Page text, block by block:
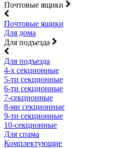
Почтовые ящики
Почтовые ящики
Для дома
Для подъезда
Для подъезда
4-х секционные
5-ти секционные
6-ти секционные
7-секционные
8-ми секционные
9-ти секционные
10-секционные
Для спама
Комплектующие